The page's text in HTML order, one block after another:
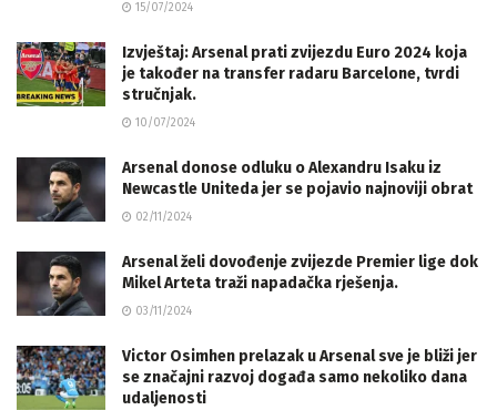
15/07/2024
Izvještaj: Arsenal prati zvijezdu Euro 2024 koja
je također na transfer radaru Barcelone, tvrdi
stručnjak.
10/07/2024
Arsenal donose odluku o Alexandru Isaku iz
Newcastle Uniteda jer se pojavio najnoviji obrat
02/11/2024
Arsenal želi dovođenje zvijezde Premier lige dok
Mikel Arteta traži napadačka rješenja.
03/11/2024
Victor Osimhen prelazak u Arsenal sve je bliži jer
se značajni razvoj događa samo nekoliko dana
udaljenosti